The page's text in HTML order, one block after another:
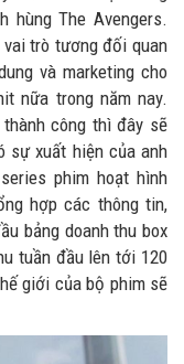
hùng The Avengers.
trò tương đối quan
và marketing cho
nữa trong năm nay.
thành công thì đây sẽ
sự xuất hiện của anh
phim hoạt hình
hợp các thông tin,
bảng doanh thu box
tuần đầu lên tới 120
giới của bộ phim sẽ